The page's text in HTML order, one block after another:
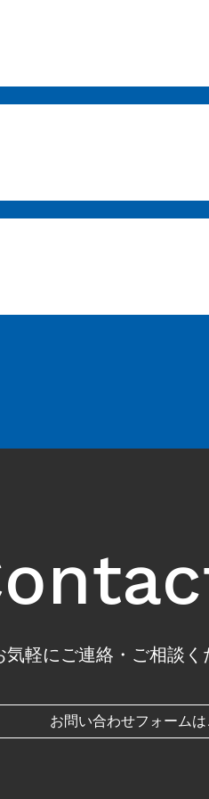
気軽にご連絡・ご相談く
お問い合わせフォームは